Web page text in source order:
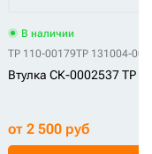
TP 141-3806TP 14512697TP
В наличии
TP 110-00179TP 131004-
Втулка СК-0002537 TP
от 2 500 руб